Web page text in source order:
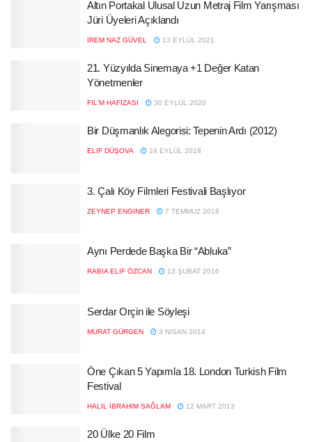
Altın Portakal Ulusal Uzun Metraj Film Yarışması
Jüri Üyeleri Açıklandı
İREM NAZ GÜVEL 13 EYLÜL 2021
21. Yüzyılda Sinemaya +1 Değer Katan
Yönetmenler
FIL'M HAFIZASI 30 EYLÜL 2020
Bir Düşmanlık Alegorisi: Tepenin Ardı (2012)
ELIF DÜŞOVA 24 EYLÜL 2018
3. Çalı Köy Filmleri Festivali Başlıyor
ZEYNEP ENGINER 7 TEMMUZ 2018
Aynı Perdede Başka Bir “Abluka”
RABIA ELIF ÖZCAN 13 ŞUBAT 2016
Serdar Orçin ile Söyleşi
MURAT GÜRGEN 3 NISAN 2014
Öne Çıkan 5 Yapımla 18. London Turkish Film
Festival
HALIL İBRAHIM SAĞLAM 12 MART 2013
20 Ülke 20 Film